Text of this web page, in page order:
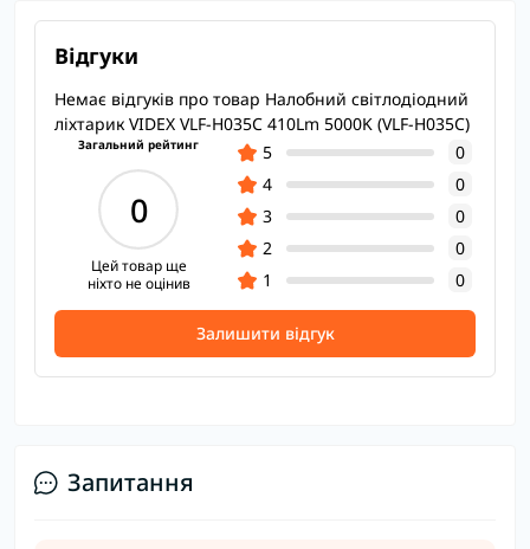
Відгуки
Немає відгуків про товар Налобний світлодіодний
ліхтарик VIDEX VLF-H035C 410Lm 5000K (VLF-H035C)
Загальний рейтинг
0
Цей товар ще
ніхто не оцінив
5
0
4
0
3
0
2
0
1
0
Залишити відгук
Запитання